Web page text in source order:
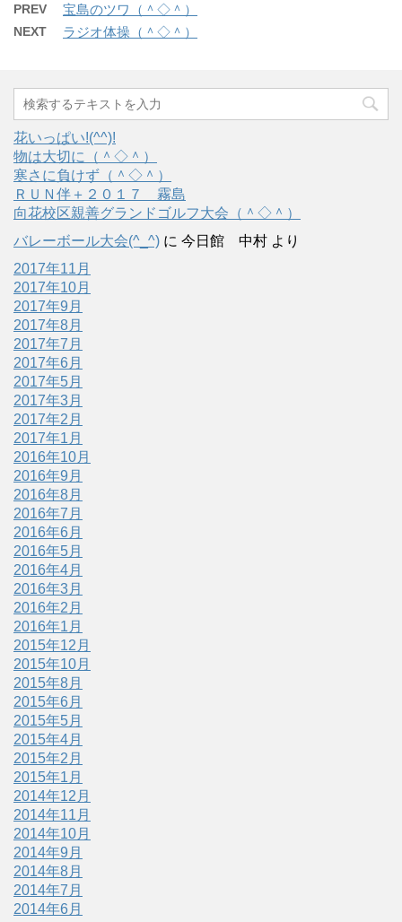
PREV 宝島のツワ（＾◇＾）
NEXT ラジオ体操（＾◇＾）
花いっぱい!(^^)!
物は大切に（＾◇＾）
寒さに負けず（＾◇＾）
ＲＵＮ伴＋２０１７ 霧島
向花校区親善グランドゴルフ大会（＾◇＾）
バレーボール大会(^_^) に 今日館 中村 より
2017年11月
2017年10月
2017年9月
2017年8月
2017年7月
2017年6月
2017年5月
2017年3月
2017年2月
2017年1月
2016年10月
2016年9月
2016年8月
2016年7月
2016年6月
2016年5月
2016年4月
2016年3月
2016年2月
2016年1月
2015年12月
2015年10月
2015年8月
2015年6月
2015年5月
2015年4月
2015年2月
2015年1月
2014年12月
2014年11月
2014年10月
2014年9月
2014年8月
2014年7月
2014年6月